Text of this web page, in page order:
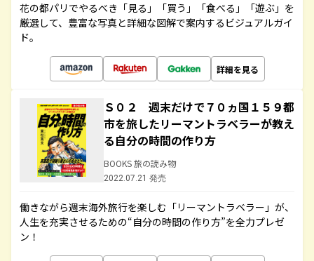
花の都パリでやるべき「見る」「買う」「食べる」「遊ぶ」を
厳選して、豊富な写真と詳細な図解で案内するビジュアルガイ
ド。
詳細を見る
Ｓ０２ 週末だけで７０ヵ国１５９都
市を旅したリーマントラベラーが教え
る自分の時間の作り方
BOOKS 旅の読み物
2022.07.21 発売
働きながら週末海外旅行を楽しむ「リーマントラベラー」が、
人生を充実させるための“自分の時間の作り方”を全力プレゼ
ン！